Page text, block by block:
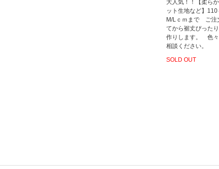
大人気！！【柔ら
ット生地など】110
M/Lｃｍまで ご注
てから裾丈ぴった
作りします。 色
相談ください。
SOLD OUT